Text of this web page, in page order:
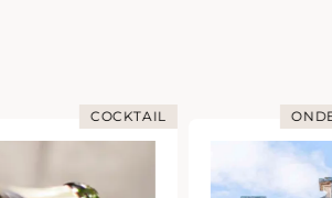
COCKTAIL